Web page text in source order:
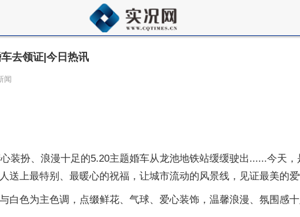
去领证|今日热讯
闻
装扮、浪漫十足的5.20主题婚车从龙池地铁站缓缓驶出......今天
送上最特别、最暖心的祝福，让城市流动的风景线，见证最美的爱
白色为主色调，点缀鲜花、气球、爱心装饰，温馨浪漫、氛围感